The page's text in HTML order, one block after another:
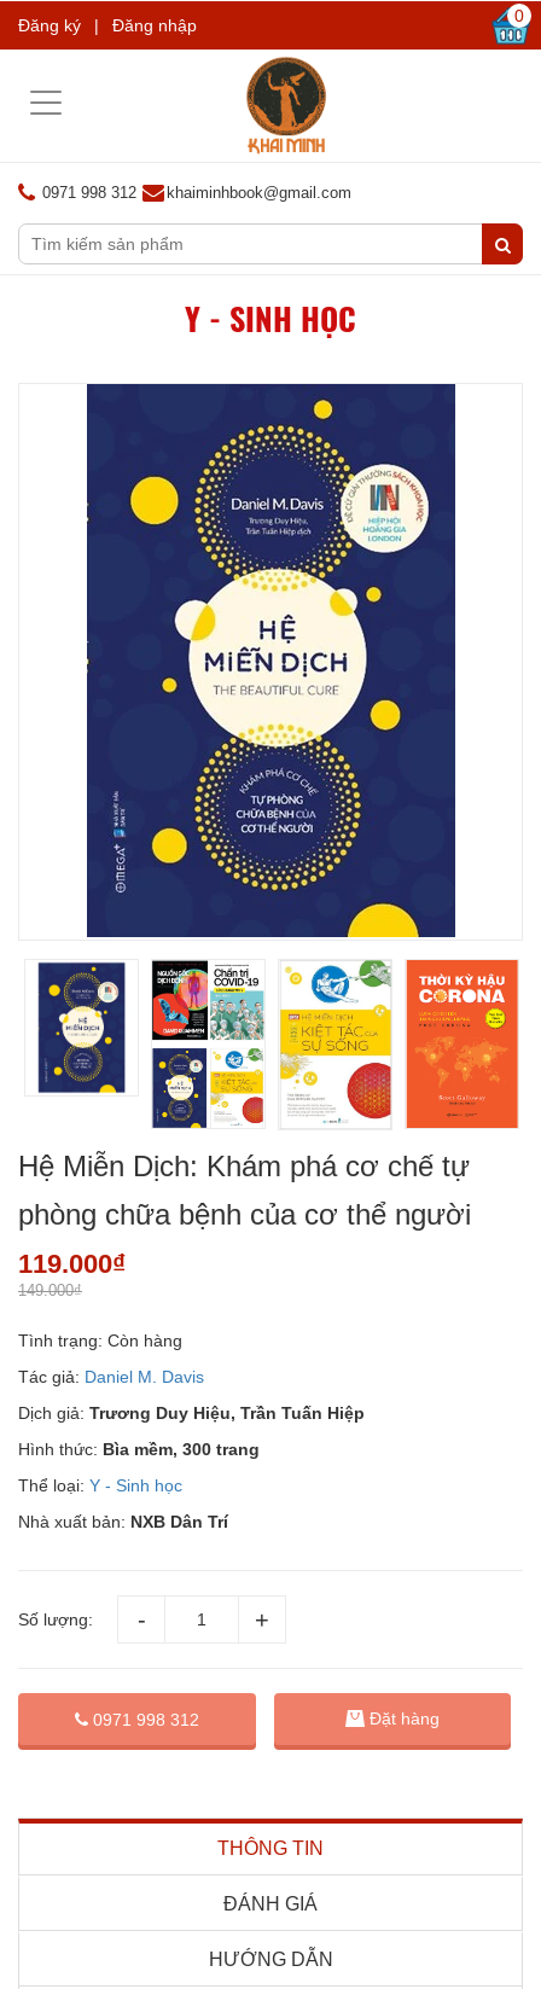
Đăng ký | Đăng nhập 0
Toggle
0971 998 312 khaiminhbook@gmail.com
Y - SINH HỌC
Hệ Miễn Dịch: Khám phá cơ chế tự
phòng chữa bệnh của cơ thể người
119.000₫
149.000₫
Tình trạng: Còn hàng
Tác giả: Daniel M. Davis
Dịch giả: Trương Duy Hiệu, Trần Tuấn Hiệp
Hình thức: Bìa mềm, 300 trang
Thể loại: Y - Sinh học
Nhà xuất bản: NXB Dân Trí
Số lượng:
0971 998 312 Đặt hàng
THÔNG TIN
ĐÁNH GIÁ
HƯỚNG DẪN